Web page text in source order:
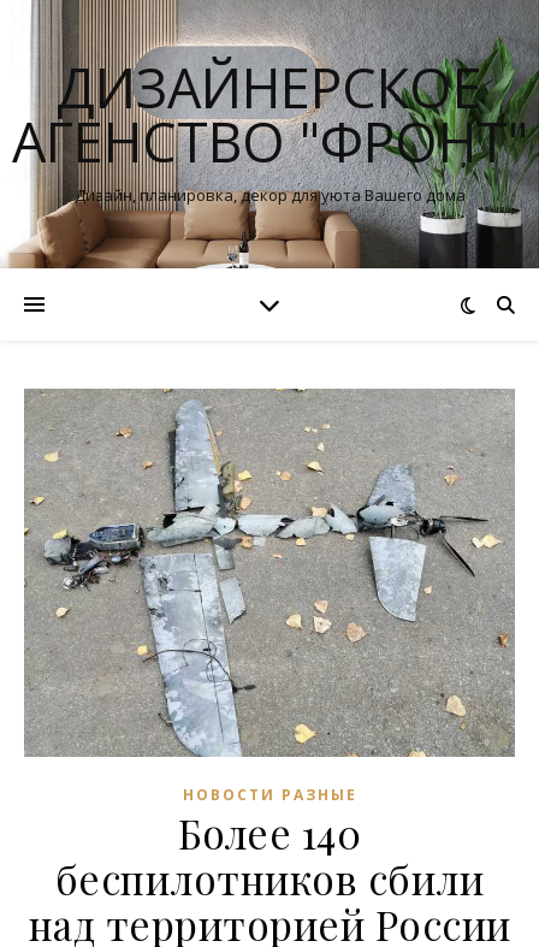
ДИЗАЙНЕРСКОЕ
АГЕНСТВО "ФРОНТ"
Дизайн, планировка, декор для уюта Вашего дома
НОВОСТИ РАЗНЫЕ
Более 140
беспилотников сбили
над территорией России